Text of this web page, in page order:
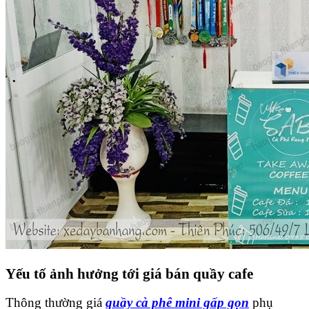
Yếu tố ảnh hưởng tới giá bán quầy cafe
Thông thường giá quầy cà phê mini gấp gọn phụ